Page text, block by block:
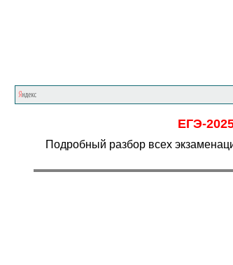
ЕГЭ-
Подробный разбор всех